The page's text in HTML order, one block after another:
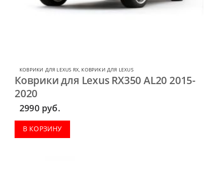
КОВРИКИ ДЛЯ LEXUS RX, КОВРИКИ ДЛЯ LEXUS
Коврики для Lexus RX350 AL20 2015-
2020
2990 руб.
В КОРЗИНУ